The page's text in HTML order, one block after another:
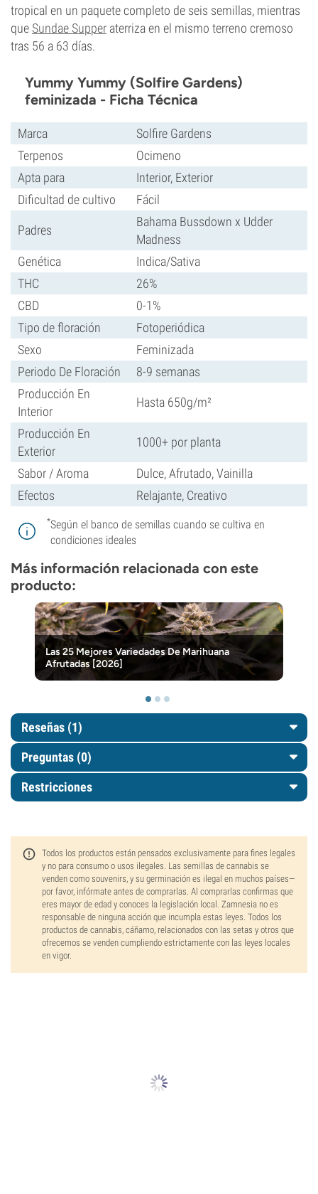
tropical en un paquete completo de seis semillas, mientras
que Sundae Supper aterriza en el mismo terreno cremoso
tras 56 a 63 días.
Yummy Yummy (Solfire Gardens)
feminizada - Ficha Técnica
Marca
Solfire Gardens
Terpenos
Ocimeno
Apta para
Interior, Exterior
Dificultad de cultivo
Fácil
Padres
Bahama Bussdown x Udder
Madness
Genética
Indica/Sativa
THC
26%
CBD
0-1%
Tipo de floración
Fotoperiódica
Sexo
Feminizada
Periodo De Floración
8-9 semanas
Producción En
Interior
Hasta 650g/m²
Producción En
Exterior
1000+ por planta
Sabor / Aroma
Dulce, Afrutado, Vainilla
Efectos
Relajante, Creativo
*Según el banco de semillas cuando se cultiva en
condiciones ideales
Más información relacionada con este
producto:
Las 25 Mejores Variedades De Marihuana
Afrutadas [2026]
Reseñas (1)
Preguntas (0)
Restricciones
Todos los productos están pensados exclusivamente para fines legales
y no para consumo o usos ilegales. Las semillas de cannabis se
venden como souvenirs, y su germinación es ilegal en muchos países—
por favor, infórmate antes de comprarlas. Al comprarlas confirmas que
eres mayor de edad y conoces la legislación local. Zamnesia no es
responsable de ninguna acción que incumpla estas leyes. Todos los
productos de cannabis, cáñamo, relacionados con las setas y otros que
ofrecemos se venden cumpliendo estrictamente con las leyes locales
en vigor.